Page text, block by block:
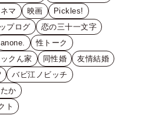
マ 映画
Pickles!
プログ
恋の三十一文字
anone.
性トーク
クん家 同性婚
友情結婚
バビ江ノビッチ
か
ト